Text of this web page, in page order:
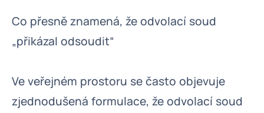
Co přesně znamená, že odvolací soud
„přikázal odsoudit“
Ve veřejném prostoru se často objevuje
zjednodušená formulace, že odvolací soud